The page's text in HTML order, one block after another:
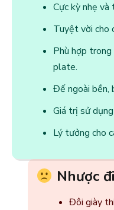
Cực kỳ nhẹ và
Tuyệt vời cho
Phù hợp
plate.
Đế ngoài bền,
Giá trị sử
Lý tưởng cho
Nhược
Đôi giày